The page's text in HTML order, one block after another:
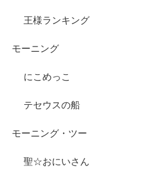
王様ランキング
モーニング
にこめっこ
テセウスの船
モーニング・ツー
聖☆おにいさん